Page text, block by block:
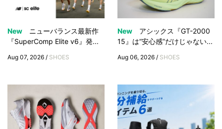
New
ニューバランス最新作
『SuperComp Elite v6』発...
Aug 07, 2026 / SHOES
New
アシックス『GT-2000
15』は“安心感”だけじゃない...
Aug 06, 2026 / SHOES